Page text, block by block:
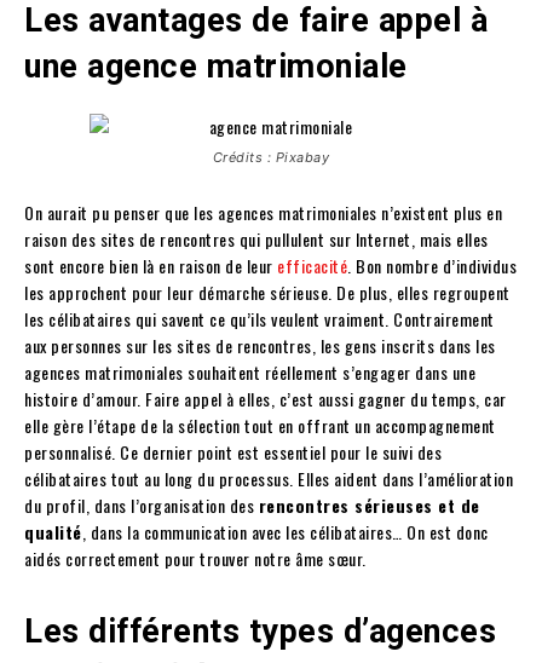
Les avantages de faire appel à
une agence matrimoniale
Crédits : Pixabay
On aurait pu penser que les agences matrimoniales n’existent plus en
raison des sites de rencontres qui pullulent sur Internet, mais elles
sont encore bien là en raison de leur efficacité. Bon nombre d’individus
les approchent pour leur démarche sérieuse. De plus, elles regroupent
les célibataires qui savent ce qu’ils veulent vraiment. Contrairement
aux personnes sur les sites de rencontres, les gens inscrits dans les
agences matrimoniales souhaitent réellement s’engager dans une
histoire d’amour. Faire appel à elles, c’est aussi gagner du temps, car
elle gère l’étape de la sélection tout en offrant un accompagnement
personnalisé. Ce dernier point est essentiel pour le suivi des
célibataires tout au long du processus. Elles aident dans l’amélioration
du profil, dans l’organisation des rencontres sérieuses et de
qualité, dans la communication avec les célibataires… On est donc
aidés correctement pour trouver notre âme sœur.
Les différents types d’agences